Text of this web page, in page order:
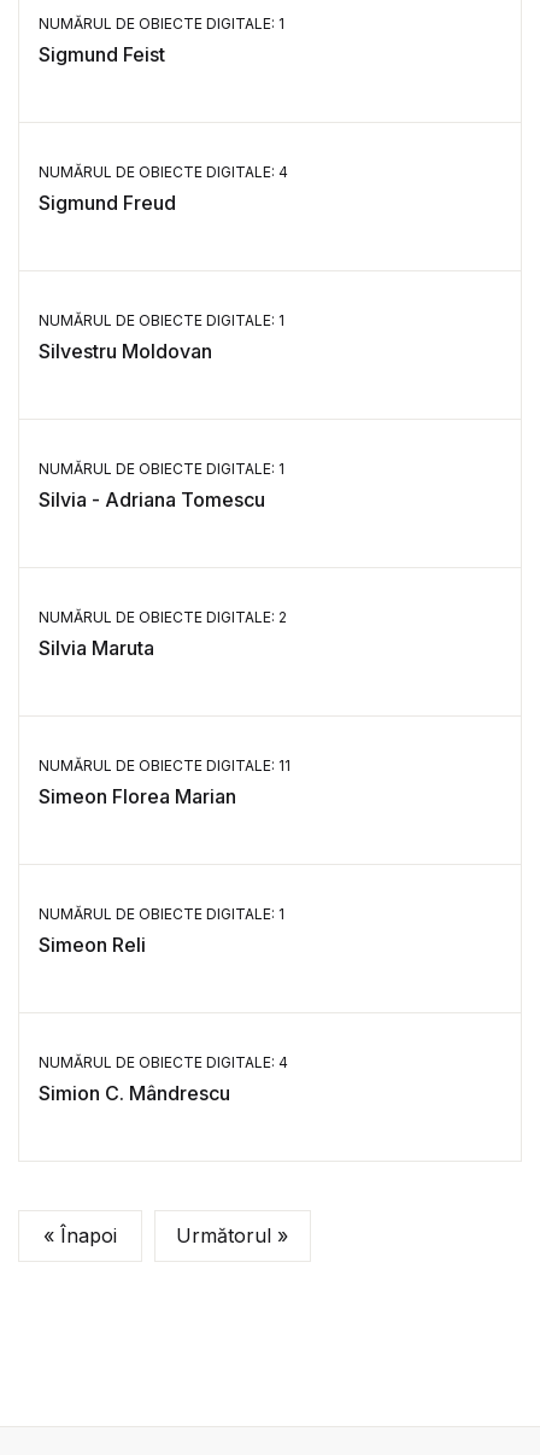
NUMĂRUL DE OBIECTE DIGITALE: 1
Sigmund Feist
NUMĂRUL DE OBIECTE DIGITALE: 4
Sigmund Freud
NUMĂRUL DE OBIECTE DIGITALE: 1
Silvestru Moldovan
NUMĂRUL DE OBIECTE DIGITALE: 1
Silvia - Adriana Tomescu
NUMĂRUL DE OBIECTE DIGITALE: 2
Silvia Maruta
NUMĂRUL DE OBIECTE DIGITALE: 11
Simeon Florea Marian
NUMĂRUL DE OBIECTE DIGITALE: 1
Simeon Reli
NUMĂRUL DE OBIECTE DIGITALE: 4
Simion C. Mândrescu
« Înapoi Următorul »